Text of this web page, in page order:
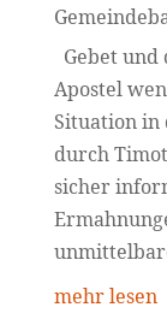
Gebet
Apostel
Situation in
durch
sicher
mehr lesen